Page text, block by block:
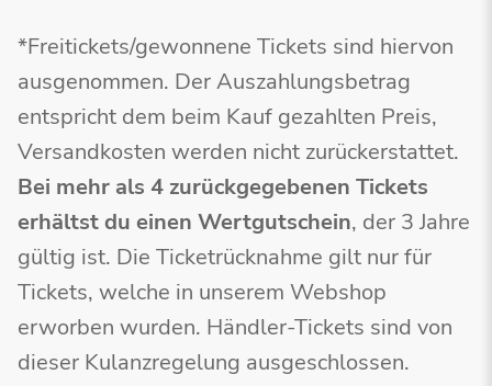
*Freitickets/gewonnene Tickets sind hiervon
ausgenommen. Der Auszahlungsbetrag
entspricht dem beim Kauf gezahlten Preis,
Versandkosten werden nicht zurückerstattet.
Bei mehr als 4 zurückgegebenen Tickets
erhältst du einen Wertgutschein, der 3 Jahre
gültig ist. Die Ticketrücknahme gilt nur für
Tickets, welche in unserem Webshop
erworben wurden. Händler-Tickets sind von
dieser Kulanzregelung ausgeschlossen.